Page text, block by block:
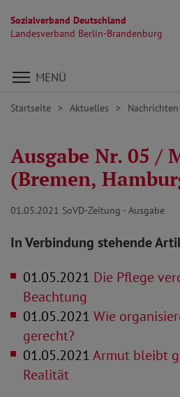
Sozialverband Deutschland
Landesverband Berlin-Brandenburg
Direkt zu den Inhalten springen
MENÜ
Startseite Aktuelles Nachrichten
Ausgabe Nr. 05 /
(Bremen,
01.05.2021 SoVD-Zeitung - Ausgabe
In Verbindung stehende
01.05.2021 Die Pflege
Beachtung
01.05.2021 Wie
gerecht?
01.05.2021Armut bleibt
Realität